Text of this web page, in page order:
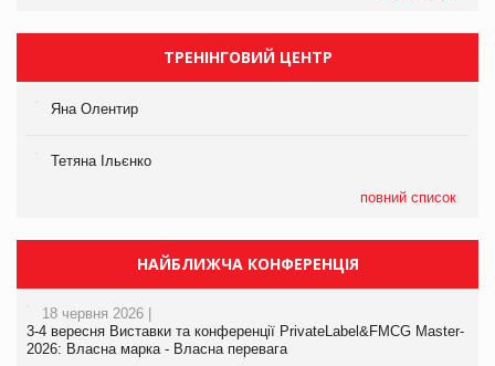
ТРЕНІНГОВИЙ ЦЕНТР
Яна Олентир
Тетяна Ільєнко
повний список
НАЙБЛИЖЧА КОНФЕРЕНЦІЯ
18 червня 2026 |
3-4 вересня Виставки та конференції PrivateLabel&FMCG Master-
2026: Власна марка - Власна перевага